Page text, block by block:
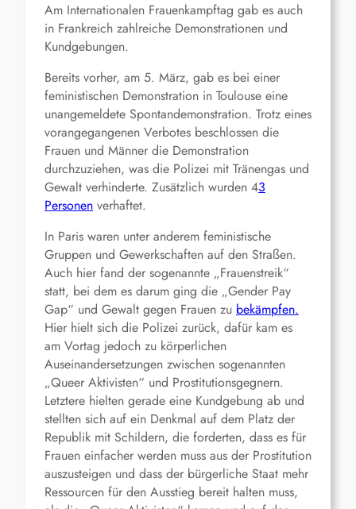
Am Internationalen Frauenkampftag gab es auch
in Frankreich zahlreiche Demonstrationen und
Kundgebungen.
Bereits vorher, am 5. März, gab es bei einer
feministischen Demonstration in Toulouse eine
unangemeldete Spontandemonstration. Trotz eines
vorangegangenen Verbotes beschlossen die
Frauen und Männer die Demonstration
durchzuziehen, was die Polizei mit Tränengas und
Gewalt verhinderte. Zusätzlich wurden 43
Personen verhaftet.
In Paris waren unter anderem feministische
Gruppen und Gewerkschaften auf den Straßen.
Auch hier fand der sogenannte „Frauenstreik“
statt, bei dem es darum ging die „Gender Pay
Gap“ und Gewalt gegen Frauen zu bekämpfen.
Hier hielt sich die Polizei zurück, dafür kam es
am Vortag jedoch zu körperlichen
Auseinandersetzungen zwischen sogenannten
„Queer Aktivisten“ und Prostitutionsgegnern.
Letztere hielten gerade eine Kundgebung ab und
stellten sich auf ein Denkmal auf dem Platz der
Republik mit Schildern, die forderten, dass es für
Frauen einfacher werden muss aus der Prostitution
auszusteigen und dass der bürgerliche Staat mehr
Ressourcen für den Ausstieg bereit halten muss,